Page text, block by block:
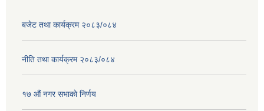
बजेट तथा कार्यक्रम २०८३/०८४
नीति तथा कार्यक्रम २०८३/०८४
१७ ‌‍औं नगर सभाकाे निर्णय